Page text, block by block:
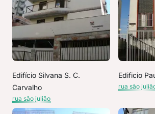
Edifício Silvana S. C.
Carvalho
rua são julião
Edificio
rua são